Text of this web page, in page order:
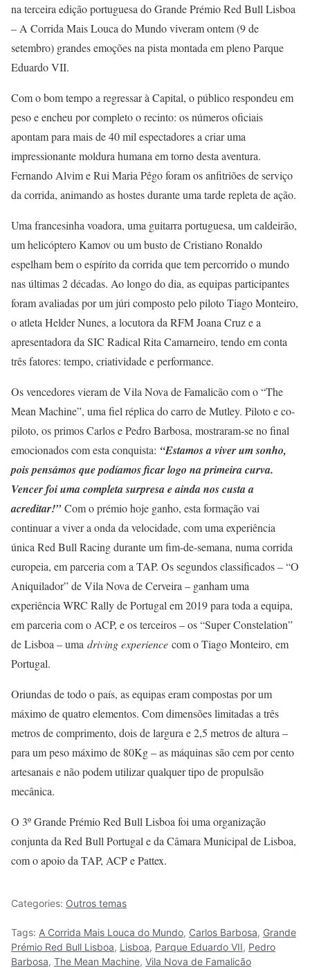
na terceira edição portuguesa do Grande Prémio Red Bull Lisboa
– A Corrida Mais Louca do Mundo viveram ontem (9 de
setembro) grandes emoções na pista montada em pleno Parque
Eduardo VII.
Com o bom tempo a regressar à Capital, o público respondeu em
peso e encheu por completo o recinto: os números oficiais
apontam para mais de 40 mil espectadores a criar uma
impressionante moldura humana em torno desta aventura.
Fernando Alvim e Rui Maria Pêgo foram os anfitriões de serviço
da corrida, animando as hostes durante uma tarde repleta de ação.
Uma francesinha voadora, uma guitarra portuguesa, um caldeirão,
um helicóptero Kamov ou um busto de Cristiano Ronaldo
espelham bem o espírito da corrida que tem percorrido o mundo
nas últimas 2 décadas. Ao longo do dia, as equipas participantes
foram avaliadas por um júri composto pelo piloto Tiago Monteiro,
o atleta Helder Nunes, a locutora da RFM Joana Cruz e a
apresentadora da SIC Radical Rita Camarneiro, tendo em conta
três fatores: tempo, criatividade e performance.
Os vencedores vieram de Vila Nova de Famalicão com o “The
Mean Machine”, uma fiel réplica do carro de Mutley. Piloto e co-
piloto, os primos Carlos e Pedro Barbosa, mostraram-se no final
emocionados com esta conquista: “Estamos a viver um sonho,
pois pensámos que podíamos ficar logo na primeira curva.
Vencer foi uma completa surpresa e ainda nos custa a
acreditar!”Com o prémio hoje ganho, esta formação vai
continuar a viver a onda da velocidade, com uma experiência
única Red Bull Racing durante um fim-de-semana, numa corrida
europeia, em parceria com a TAP. Os segundos classificados – “O
Aniquilador” de Vila Nova de Cerveira – ganham uma
experiência WRC Rally de Portugal em 2019 para toda a equipa,
em parceria com o ACP, e os terceiros – os “Super Constelation”
de Lisboa – uma driving experience com o Tiago Monteiro, em
Portugal.
Oriundas de todo o país, as equipas eram compostas por um
máximo de quatro elementos. Com dimensões limitadas a três
metros de comprimento, dois de largura e 2,5 metros de altura –
para um peso máximo de 80Kg – as máquinas são cem por cento
artesanais e não podem utilizar qualquer tipo de propulsão
mecânica.
O 3º Grande Prémio Red Bull Lisboa foi uma organização
conjunta da Red Bull Portugal e da Câmara Municipal de Lisboa,
com o apoio da TAP, ACP e Pattex.
Categories: Outros temas
Tags: A Corrida Mais Louca do Mundo, Carlos Barbosa, Grande
Prémio Red Bull Lisboa, Lisboa, Parque Eduardo VII, Pedro
Barbosa, The Mean Machine, Vila Nova de Famalicão